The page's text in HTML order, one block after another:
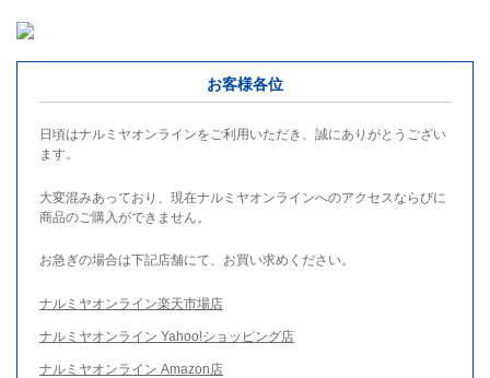
お客様各位
日頃はナルミヤオンラインをご利用いただき、誠にありがとうござい
ます。
大変混みあっており、現在ナルミヤオンラインへのアクセスならびに
商品のご購入ができません。
お急ぎの場合は下記店舗にて、お買い求めください。
ナルミヤオンライン楽天市場店
ナルミヤオンライン Yahoo!ショッピング店
ナルミヤオンライン Amazon店